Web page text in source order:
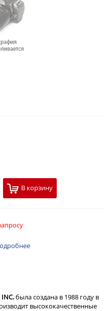
В корзину
INC.была создана в 1988 году в
высококачественные